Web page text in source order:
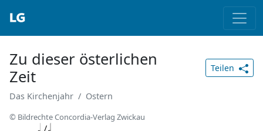
Das Kirchenjahr Ostern
Teilen
Zu dieser österlichen
Zeit
© Bildrechte Concordia-Verlag Zwickau